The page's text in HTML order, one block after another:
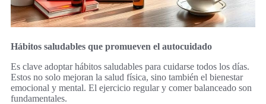
Hábitos saludables que promueven el autocuidado
Es clave adoptar hábitos saludables para cuidarse todos los días.
Estos no solo mejoran la salud física, sino también el bienestar
emocional y mental. El ejercicio regular y comer balanceado son
fundamentales.